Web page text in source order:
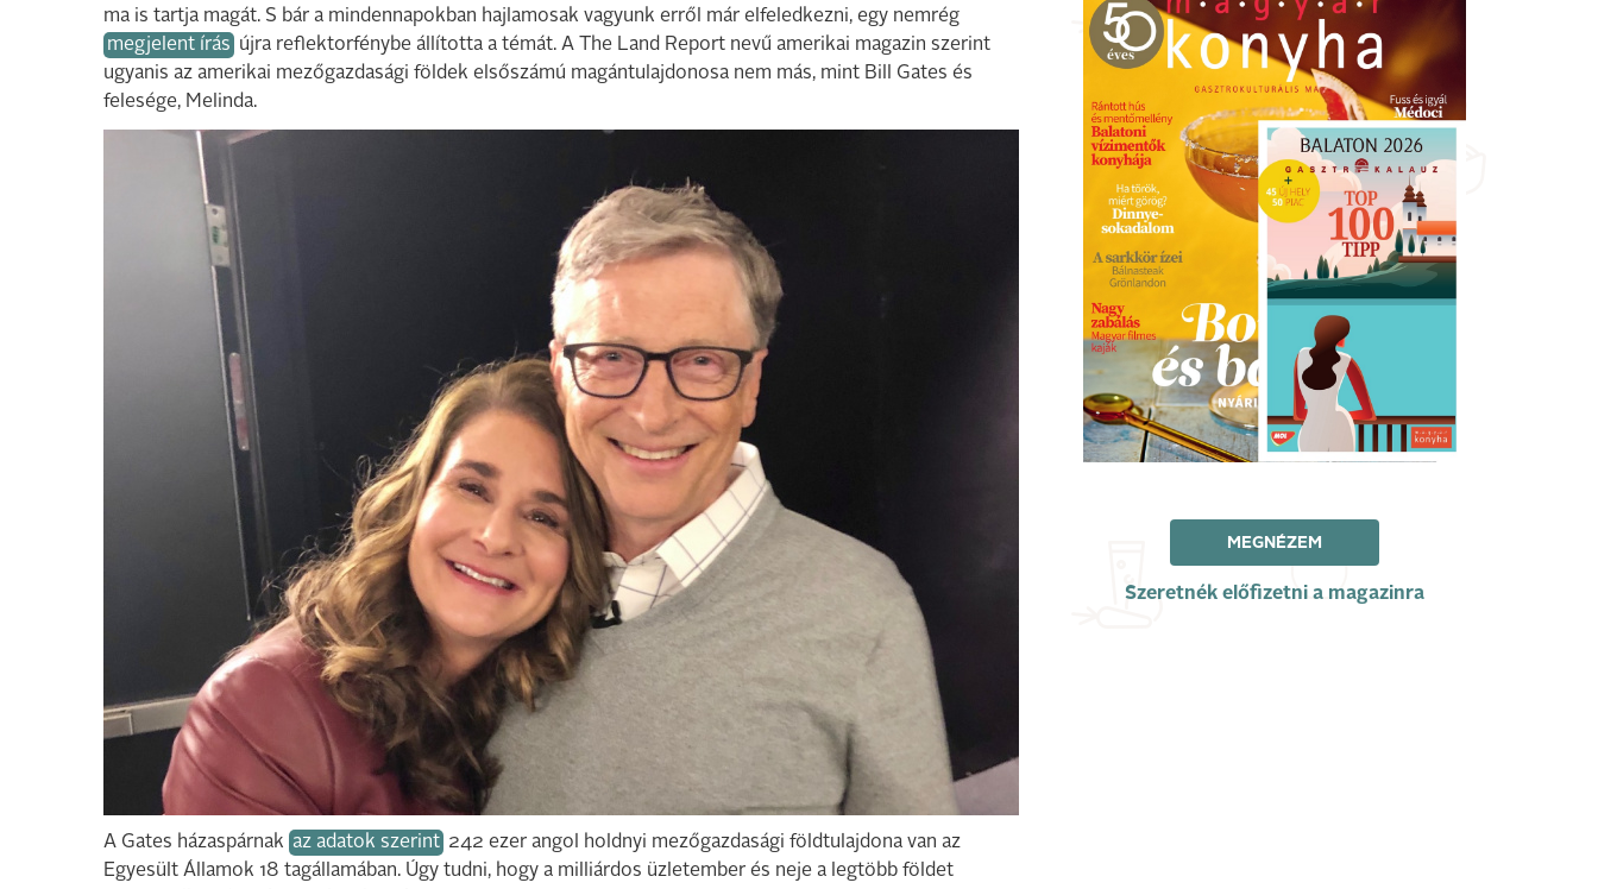
ma is tartja magát. S bár a mindennapokban hajlamosak vagyunk erről már elfeledkezni, egy nemrég
megjelent írás újra reflektorfénybe állította a témát. A The Land Report nevű amerikai magazin szerint
ugyanis az amerikai mezőgazdasági földek elsőszámú magántulajdonosa nem más, mint Bill Gates és
felesége, Melinda.
A Gates házaspárnak az adatok szerint 242 ezer angol holdnyi mezőgazdasági földtulajdona van az
Egyesült Államok 18 tagállamában. Úgy tudni, hogy a milliárdos üzletember és neje a legtöbb földet
MEGNÉZEM
Szeretnék előfizetni a magazinra